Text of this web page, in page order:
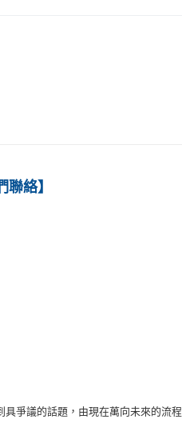
絡】
爭議的話題，由現在萬向未來的流程